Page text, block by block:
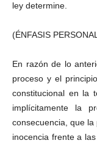
ley determine.
(ÉNFASIS
En razón de lo
proceso y el
constitucional en la
implícitamente la
consecuencia, que
inocencia frente a